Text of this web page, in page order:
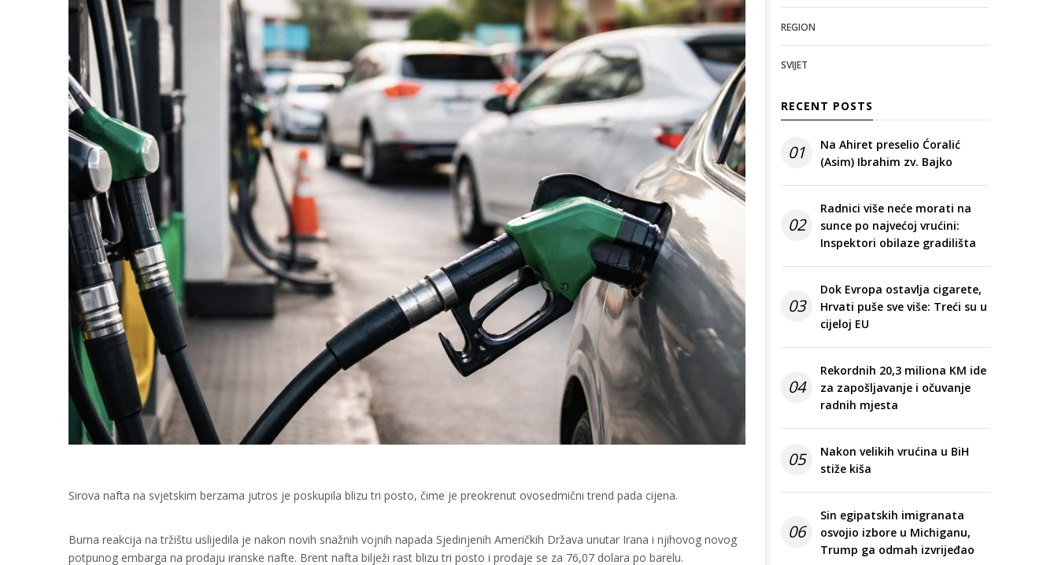
Sirova nafta na svjetskim berzama jutros je poskupila blizu tri posto, čime je preokrenut ovosedmični trend pada cijena.
Burna reakcija na tržištu uslijedila je nakon novih snažnih vojnih napada Sjedinjenih Američkih Država unutar Irana i njihovog novog
potpunog embarga na prodaju iranske nafte. Brent nafta bilježi rast blizu tri posto i prodaje se za 76,07 dolara po barelu.
REGION
SVIJET
RECENT POSTS
01
Na Ahiret preselio Ćoralić
(Asim) Ibrahim zv. Bajko
02
Radnici više neće morati na
sunce po najvećoj vrućini:
Inspektori obilaze gradilišta
03
Dok Evropa ostavlja cigarete,
Hrvati puše sve više: Treći su u
cijeloj EU
04
Rekordnih 20,3 miliona KM ide
za zapošljavanje i očuvanje
radnih mjesta
05
Nakon velikih vrućina u BiH
stiže kiša
06
Sin egipatskih imigranata
osvojio izbore u Michiganu,
Trump ga odmah izvrijeđao